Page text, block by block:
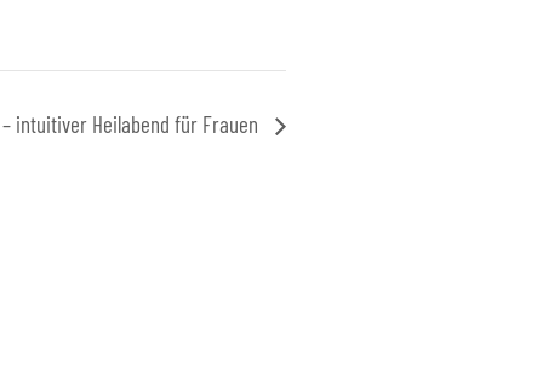
intuitiver Heilabend für Frauen